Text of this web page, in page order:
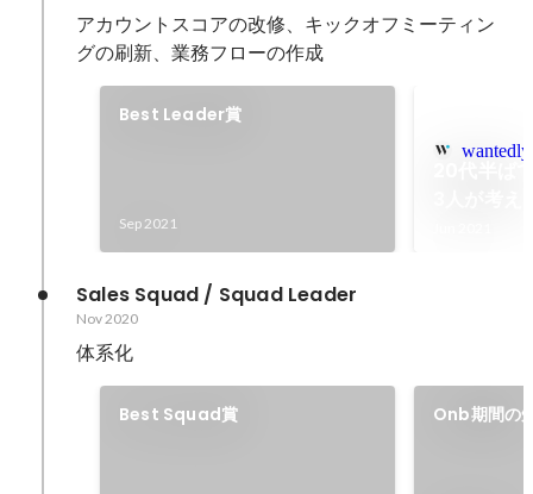
アカウントスコアの改修、キックオフミーティン
グの刷新、業務フローの作成
Best Leader賞
Sep 2021
Sales Squad / Squad Leader
Nov 2020
体系化
Best Squad賞 Onb期間の